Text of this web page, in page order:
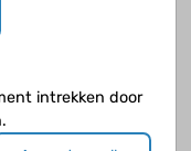
zo
met
intrekken door